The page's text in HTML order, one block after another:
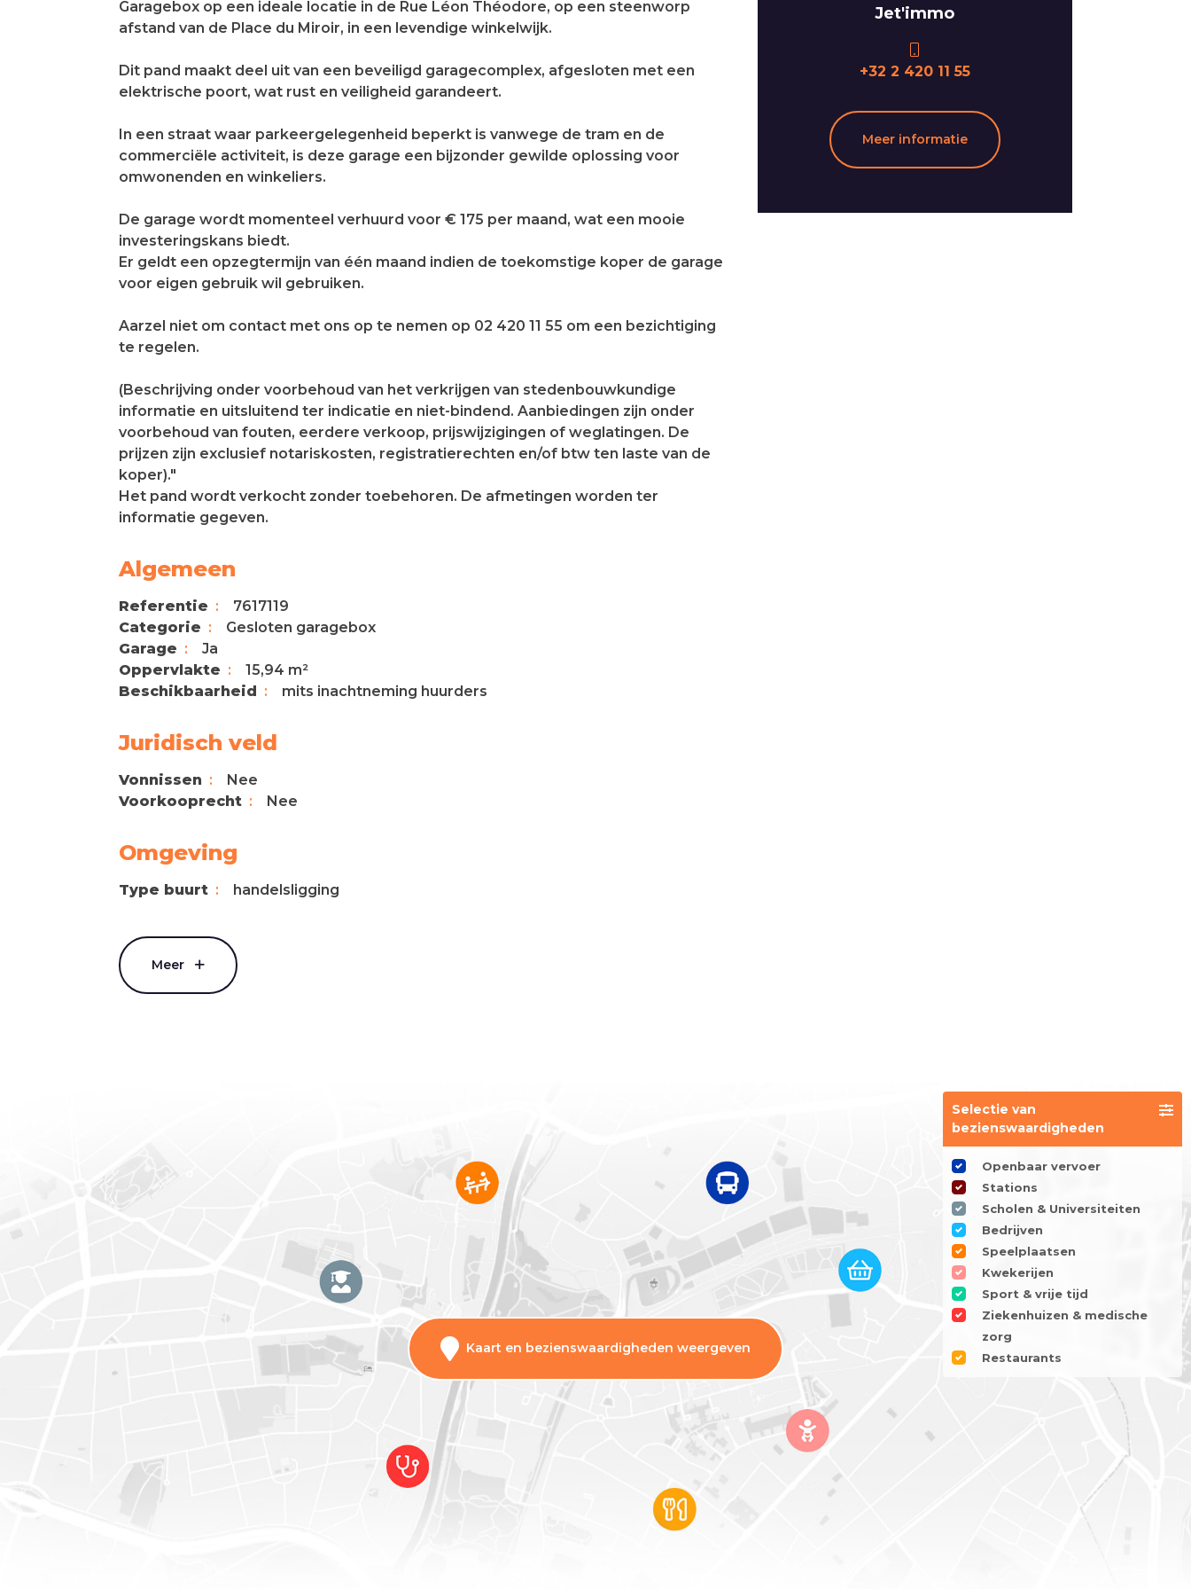
Garagebox op een ideale locatie in de Rue Léon Théodore, op een steenworp
afstand van de Place du Miroir, in een levendige winkelwijk.
Dit pand maakt deel uit van een beveiligd garagecomplex, afgesloten met een
elektrische poort, wat rust en veiligheid garandeert.
In een straat waar parkeergelegenheid beperkt is vanwege de tram en de
commerciële activiteit, is deze garage een bijzonder gewilde oplossing voor
omwonenden en winkeliers.
De garage wordt momenteel verhuurd voor € 175 per maand, wat een mooie
investeringskans biedt.
Er geldt een opzegtermijn van één maand indien de toekomstige koper de garage
voor eigen gebruik wil gebruiken.
Aarzel niet om contact met ons op te nemen op 02 420 11 55 om een bezichtiging
te regelen.
(Beschrijving onder voorbehoud van het verkrijgen van stedenbouwkundige
informatie en uitsluitend ter indicatie en niet-bindend. Aanbiedingen zijn onder
voorbehoud van fouten, eerdere verkoop, prijswijzigingen of weglatingen. De
prijzen zijn exclusief notariskosten, registratierechten en/of btw ten laste van de
koper)."
Het pand wordt verkocht zonder toebehoren. De afmetingen worden ter
informatie gegeven.
Algemeen
Referentie
7617119
Categorie
Gesloten garagebox
Garage
Ja
Oppervlakte
15,94 m²
Beschikbaarheid
mits inachtneming huurders
Juridisch veld
Vonnissen
Nee
Voorkooprecht
Nee
Omgeving
Type buurt handelsligging
Meer
Jet'immo
+32 2 420 11 55
Meer informatie
Selectie van
bezienswaardigheden
Openbaar vervoer
Stations
Scholen & Universiteiten
Bedrijven
Speelplaatsen
Kwekerijen
Sport & vrije tijd
Ziekenhuizen & medische
zorg
Restaurants
Kaart en bezienswaardigheden weergeven